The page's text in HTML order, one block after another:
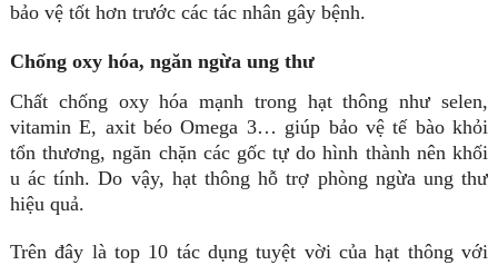
bảo vệ tốt hơn trước các tác nhân gây bệnh.
Chống oxy hóa, ngăn ngừa ung thư
Chất chống oxy hóa mạnh trong hạt thông như selen,
vitamin E, axit béo Omega 3… giúp bảo vệ tế bào khỏi
tổn thương, ngăn chặn các gốc tự do hình thành nên khối
u ác tính. Do vậy, hạt thông hỗ trợ phòng ngừa ung thư
hiệu quả.
Trên đây là top 10 tác dụng tuyệt vời của hạt thông với